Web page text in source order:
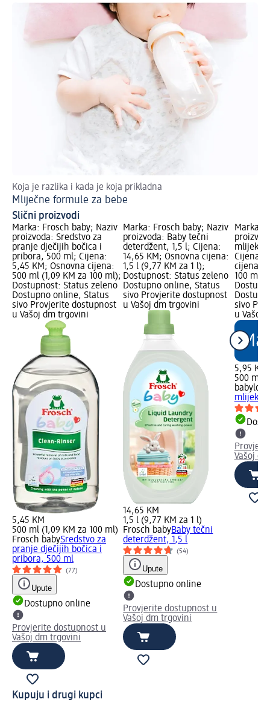
Koja je razlika i kada je koja prikladna
Mliječne formule za bebe
Slični proizvodi
Marka: Frosch baby; Naziv
proizvoda: Sredstvo za
pranje dječijih bočica i
pribora, 500 ml; Cijena:
5,45 KM; Osnovna cijena:
500 ml (1,09 KM za 100 ml);
Dostupnost: Status zeleno
Dostupno online, Status
sivo Provjerite dostupnost
u Vašoj dm trgovini
5,45 KM
500 ml (1,09 KM za 100 ml)
Frosch babySredstvo za
pranje dječijih bočica i
pribora, 500 ml
(77)
Upute
Dostupno online
Provjerite dostupnost u
Vašoj dm trgovini
Marka: Frosch baby; Naziv
proizvoda: Baby tečni
deterdžent, 1,5 l; Cijena:
14,65 KM; Osnovna cijena:
1,5 l (9,77 KM za 1 l);
Dostupnost: Status zeleno
Dostupno online, Status
sivo Provjerite dostupnost
u Vašoj dm trgovini
14,65 KM
1,5 l (9,77 KM za 1 l)
Frosch babyBaby tečni
deterdžent, 1,5 l
(54)
Upute
Dostupno online
Provjerite dostupnost u
Vašoj dm trgovini
Marka:
mlijeko
Cijena:
cijena:
100 ml);
sivo
u Vašoj
5,95 KM
500 ml
babylove
mlijeko
Vašoj
Kupuju i drugi kupci